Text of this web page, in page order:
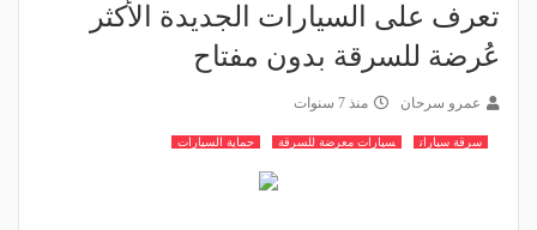
تعرف على السيارات الجديدة الأكثر
عُرضة للسرقة بدون مفتاح
عمرو سرحان منذ 7 سنوات
سرقة سيارات سيارات معرضة للسرقة حماية السيارات